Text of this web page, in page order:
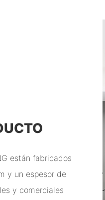
están fabricados
y un espesor de
y comerciales